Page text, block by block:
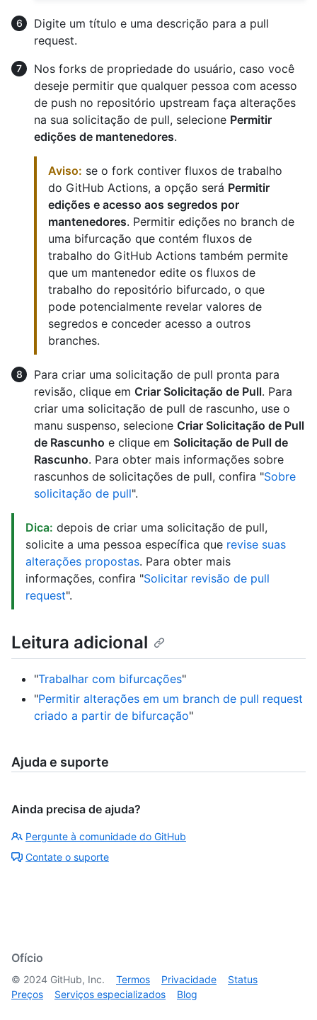
Digite um título e uma descrição para a pull
request.
Nos forks de propriedade do usuário, caso você
deseje permitir que qualquer pessoa com acesso
de push no repositório upstream faça alterações
na sua solicitação de pull, selecione Permitir
edições de mantenedores.
Aviso: se o fork contiver fluxos de trabalho
do GitHub Actions, a opção será Permitir
edições e acesso aos segredos por
mantenedores. Permitir edições no branch de
uma bifurcação que contém fluxos de
trabalho do GitHub Actions também permite
que um mantenedor edite os fluxos de
trabalho do repositório bifurcado, o que
pode potencialmente revelar valores de
segredos e conceder acesso a outros
branches.
Para criar uma solicitação de pull pronta para
revisão, clique em Criar Solicitação de Pull. Para
criar uma solicitação de pull de rascunho, use o
manu suspenso, selecione Criar Solicitação de Pull
de Rascunho e clique em Solicitação de Pull de
Rascunho. Para obter mais informações sobre
rascunhos de solicitações de pull, confira "Sobre
solicitação de pull".
Dica: depois de criar uma solicitação de pull,
solicite a uma pessoa específica que revise suas
alterações propostas. Para obter mais
informações, confira "Solicitar revisão de pull
request".
Leitura adicional
"Trabalhar com bifurcações"
"Permitir alterações em um branch de pull request
criado a partir de bifurcação"
Ajuda e suporte
Ainda precisa de ajuda?
Pergunte à comunidade do GitHub
Contate o suporte
Ofício
© 2024 GitHub, Inc. Termos Privacidade
Status
Preços
Serviços especializados Blog